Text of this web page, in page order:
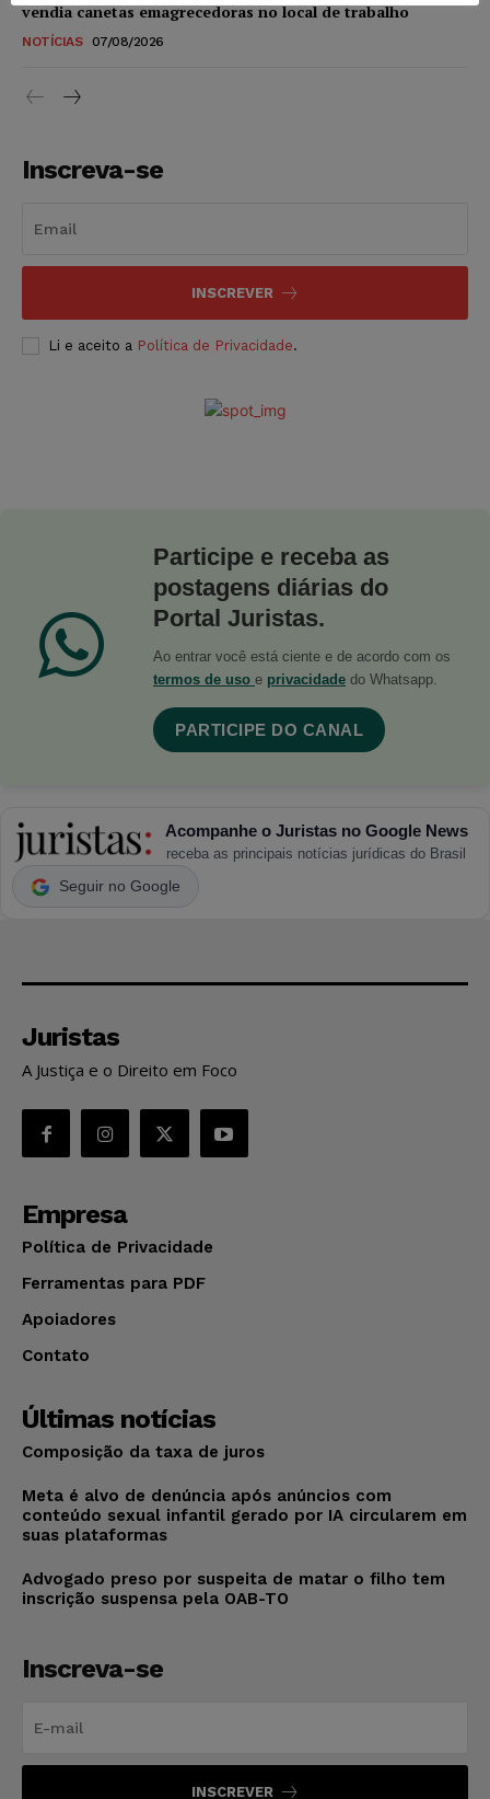
vendia canetas emagrecedoras no local de trabalho
NOTÍCIAS 07/08/2026
Inscreva-se
INSCREVER
Li e aceito a Política de Privacidade.
Participe e receba as
postagens diárias do
Portal Juristas.
Ao entrar você está ciente e de acordo com os
termos de uso e privacidade do Whatsapp.
PARTICIPE DO CANAL
Acompanhe o Juristas no Google News
receba as principais notícias jurídicas do Brasil
Seguir no Google
Juristas
A Justiça e o Direito em Foco
Empresa
Política de Privacidade
Ferramentas para PDF
Apoiadores
Contato
Últimas notícias
Composição da taxa de juros
Meta é alvo de denúncia após anúncios com
conteúdo sexual infantil gerado por IA circularem em
suas plataformas
Advogado preso por suspeita de matar o filho tem
inscrição suspensa pela OAB-TO
Inscreva-se
INSCREVER